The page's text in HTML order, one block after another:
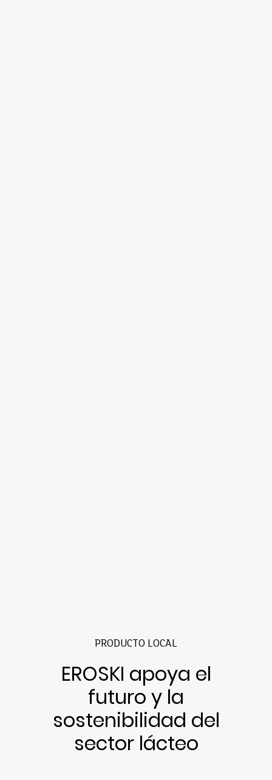
PRODUCTO LOCAL
EROSKI apoya el
futuro y la
sostenibilidad del
sector lácteo